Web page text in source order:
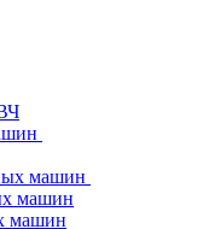
машин
машин
машин